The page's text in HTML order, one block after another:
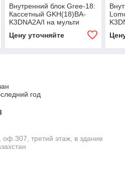
Внутренний блок Gree-18:
Каcсетный GKH(18)BA-
K3DNA2A/I на мульти
Цену уточняйте
год
оф.307, третий этаж, в здание